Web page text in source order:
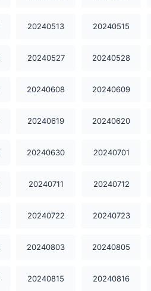
20240227 20240228
20240302 20240304
20240306 20240307
20240513 20240515
20240527 20240528
20240608 20240609
20240619 20240620
20240630 20240701
20240711 20240712
20240722 20240723
20240803 20240805
20240815 20240816